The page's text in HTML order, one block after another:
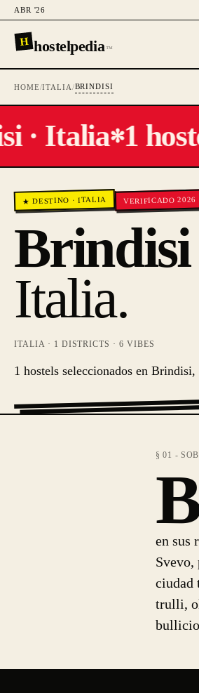
ABR '26
H hostelpedia™
HOME/ITALIA/BRINDISI
· Italia✻1
★ DESTINO ·ITALIA VERIFICADO 2026
Brindisi
Italia.
ITALIA· 1 DISTRICTS ·6 VIBES
1 hostels seleccionados en
§ 01 -
en sus
ciudad
trulli,